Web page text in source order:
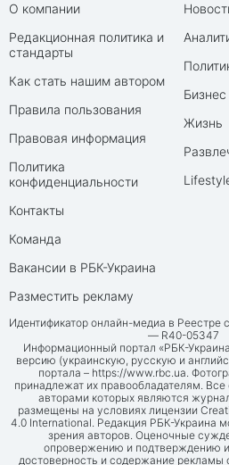
О компании
Редакционная политика и
стандарты
Как стать нашим автором
Правила пользования
Правовая информация
Политика
конфиденциальности
Контакты
Команда
Вакансии в РБК-Украина
Разместить рекламу
Бизнес
Жизнь
Идентификатор онлайн-медиа в Реестре
— R40-05347
Информационный портал «РБК-
версию (украинскую, русскую и
портала – https://www.rbc.ua.
принадлежат их правообладателям.
авторами которых являются
размещены на условиях лицензии
4.0 International. Редакция РБК-Украина
зрения авторов. Оценочные
опровержению и подтверждению
достоверность и содержание рекламы